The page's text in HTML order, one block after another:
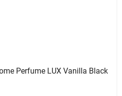
Perfume LUX Vanilla Black